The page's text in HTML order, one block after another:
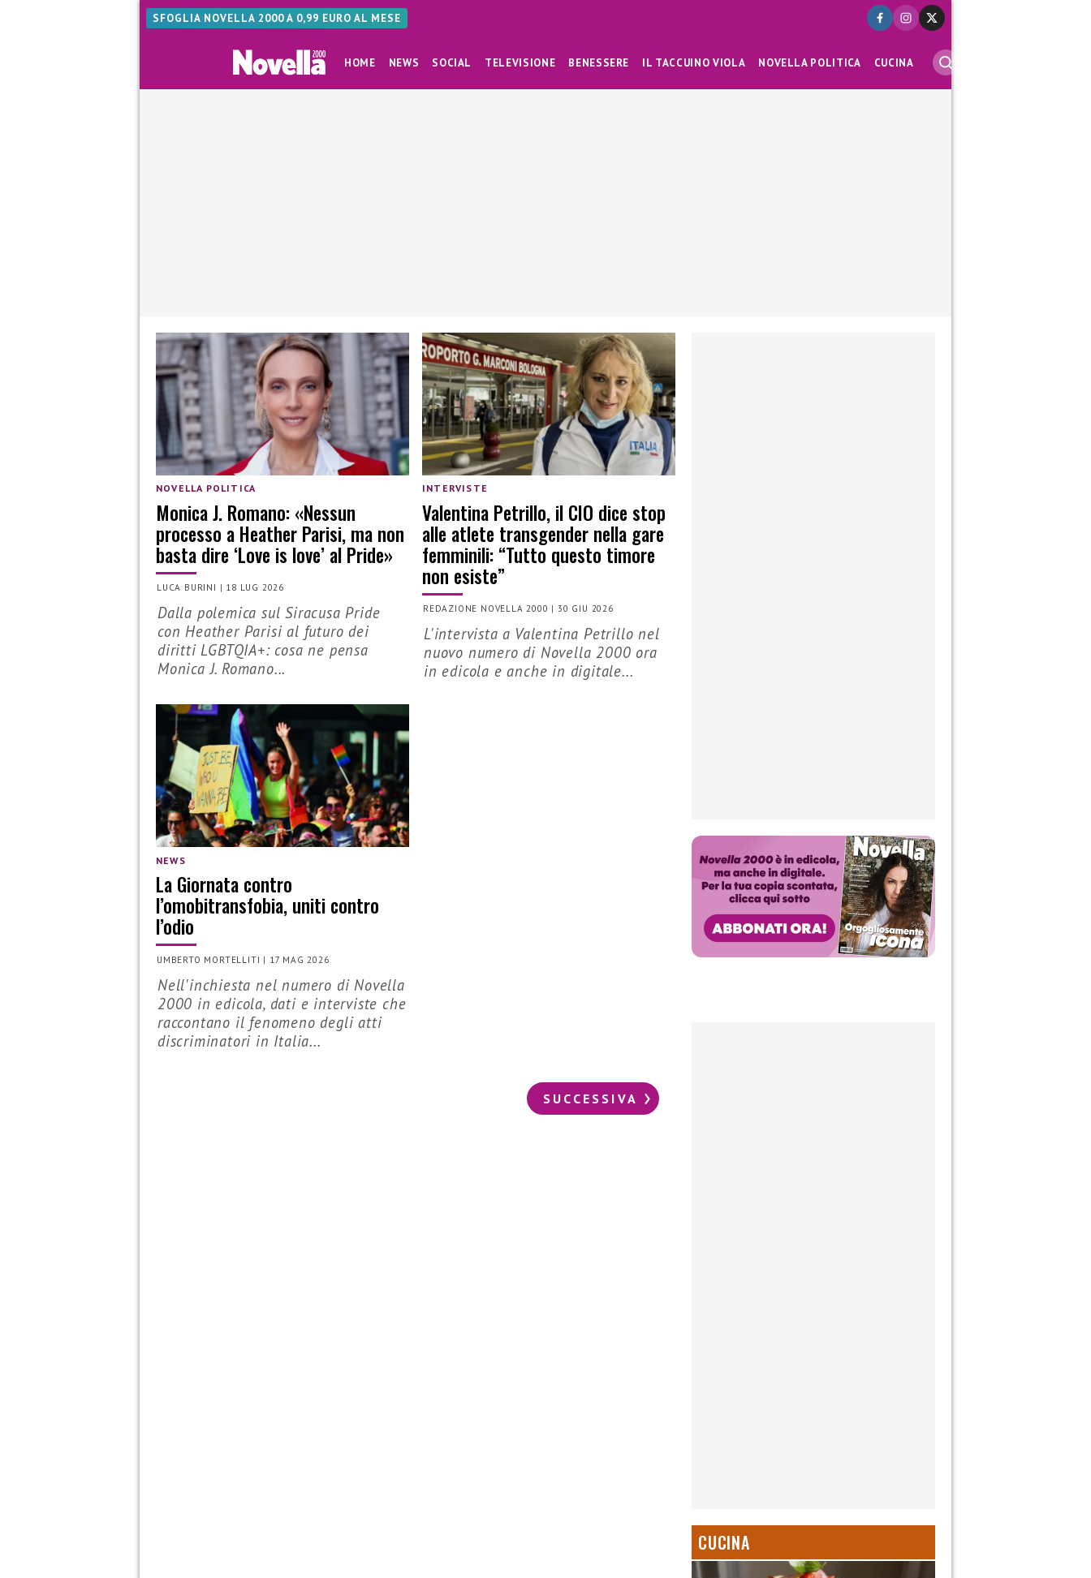
SFOGLIA NOVELLA 2000 A 0,99 EURO AL MESE
HOME NEWS SOCIAL TELEVISIONE BENESSERE IL TACCUINO VIOLA NOVELLA POLITICA CUCINA
NOVELLA POLITICA
Monica J. Romano: «Nessun
processo a Heather Parisi, ma non
basta dire ‘Love is love’ al Pride»
LUCA BURINI | 18 LUG 2026
Dalla polemica sul Siracusa Pride
con Heather Parisi al futuro dei
diritti LGBTQIA+: cosa ne pensa
Monica J. Romano...
INTERVISTE
Valentina Petrillo, il CIO dice stop
alle atlete transgender nella gare
femminili: “Tutto questo timore
non esiste”
REDAZIONE NOVELLA 2000 |30 GIU 2026
L'intervista a Valentina Petrillo nel
nuovo numero di Novella 2000 ora
in edicola e anche in digitale...
NEWS
La Giornata contro
l’omobitransfobia, uniti contro
l’odio
UMBERTO MORTELLITI | 17 MAG 2026
Nell'inchiesta nel numero di Novella
2000 in edicola, dati e interviste che
raccontano il fenomeno degli atti
discriminatori in Italia...
SUCCESSIVA
CUCINA